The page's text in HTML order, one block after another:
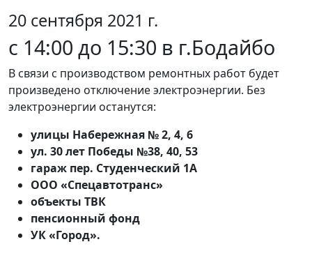
20 сентября 2021 г.
с 14:00 до 15:30 в г.Бодайбо
В связи с производством ремонтных работ будет
произведено отключение электроэнергии. Без
электроэнергии останутся:
улицы Набережная № 2, 4, 6
ул. 30 лет Победы №38, 40, 53
гараж пер. Студенческий 1А
ООО «Спецавтотранс»
объекты ТВК
пенсионный фонд
УК «Город».